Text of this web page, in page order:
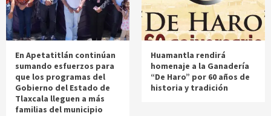
En Apetatitlán continúan
sumando esfuerzos para
que los programas del
Gobierno del Estado de
Tlaxcala lleguen a más
familias del municipio
Huamantla rendirá
homenaje a la Ganadería
“De Haro” por 60 años de
historia y tradición